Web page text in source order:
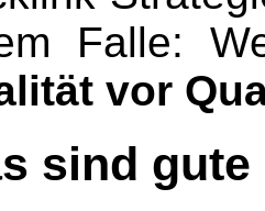
Falle:
vor
sind